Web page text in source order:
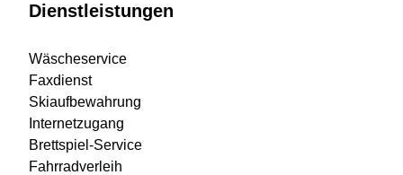
Dienstleistungen
Wäscheservice
Faxdienst
Skiaufbewahrung
Internetzugang
Brettspiel-Service
Fahrradverleih